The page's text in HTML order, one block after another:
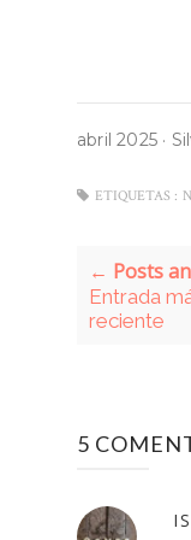
abril 2025 ·
ETIQUETAS :
← Posts
Entrada
reciente
5